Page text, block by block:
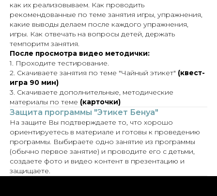
как их реализовываем. Как проводить
рекомендованные по теме занятия игры, упражнения,
какие выводы делаем после каждого упражнения,
игры. Как отвечать на вопросы детей, держать
темпоритм занятия.
После просмотра видео методички:
1. Проходите тестирование.
2. Скачиваете занятия по теме "Чайный этикет" (квест-
игра 90 мин)
3. Скачиваете дополнительные, методические
материалы по теме (карточки)
Защита программы "Этикет Бенуа"
На защите Вы подтверждаете то, что хорошо
ориентируетесь в материале и готовы к проведению
программы. Выбираете одно занятие из программы
(обычно первое занятие) и проводите его с детьми,
создаете фото и видео контент в презентацию и
защищаете.